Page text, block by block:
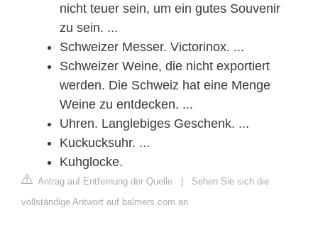
nicht teuer sein, um ein gutes Souvenir
zu sein. ...
Schweizer Messer. Victorinox. ...
Schweizer Weine, die nicht exportiert
werden. Die Schweiz hat eine Menge
Weine zu entdecken. ...
Uhren. Langlebiges Geschenk. ...
Kuckucksuhr. ...
Kuhglocke.
Antrag auf Entfernung der Quelle | Sehen Sie sich die
vollständige Antwort auf balmers.com an